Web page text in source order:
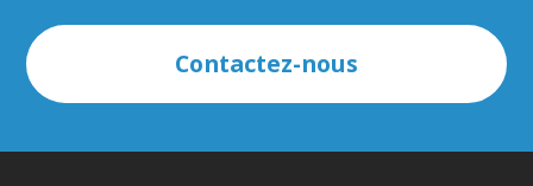
Contactez-nous